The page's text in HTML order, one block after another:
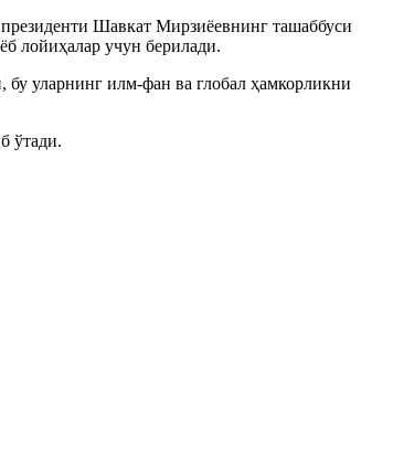
Шавкат Мирзиёевнинг ташаббуси
лойиҳалар учун берилади.
бу уларнинг илм-фан ва глобал ҳамкорликни
ўтади.